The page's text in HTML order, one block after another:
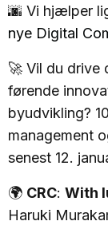
🌆 Vi hjælper
nye Digital
🚀 Vil du drive
førende
byudvikling?
management
senest 12.
🌍 CRC: With
Haruki